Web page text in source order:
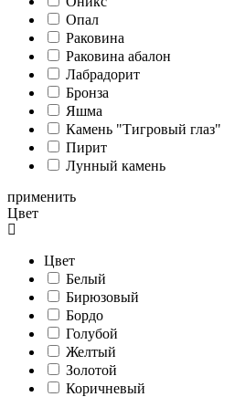
Опал
Раковина
Раковина абалон
Лабрадорит
Бронза
Яшма
Камень "Тигровый глаз"
Пирит
Лунный камень
применить
Цвет
Цвет
Белый
Бирюзовый
Бордо
Голубой
Желтый
Золотой
Коричневый